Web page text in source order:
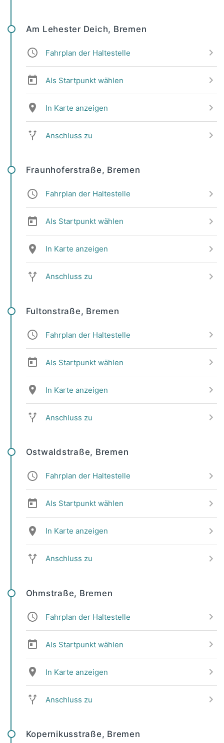
Am Lehester Deich, Bremen
Fahrplan der Haltestelle
Als Startpunkt wählen
In Karte anzeigen
Anschluss zu
Fraunhoferstraße, Bremen
Fahrplan der Haltestelle
Als Startpunkt wählen
In Karte anzeigen
Anschluss zu
Fultonstraße, Bremen
Fahrplan der Haltestelle
Als Startpunkt wählen
In Karte anzeigen
Anschluss zu
Ostwaldstraße, Bremen
Fahrplan der Haltestelle
Als Startpunkt wählen
In Karte anzeigen
Anschluss zu
Ohmstraße, Bremen
Fahrplan der Haltestelle
Als Startpunkt wählen
In Karte anzeigen
Anschluss zu
Kopernikusstraße, Bremen